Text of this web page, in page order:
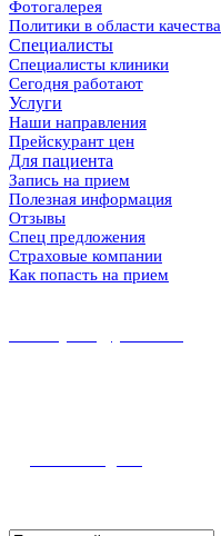
Фотогалерея
Политики в области качества
Специалисты
Специалисты клиники
Сегодня работают
Услуги
Наши направления
Прейскурант цен
Для пациента
Запись на прием
Полезная информация
Отзывы
Спец предложения
Страховые компании
Как попасть на прием